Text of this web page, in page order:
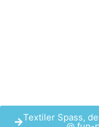
Textiler Spass,